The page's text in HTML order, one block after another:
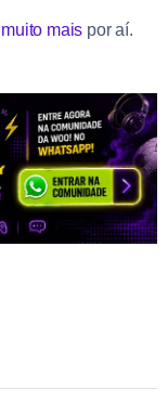
mais por aí.